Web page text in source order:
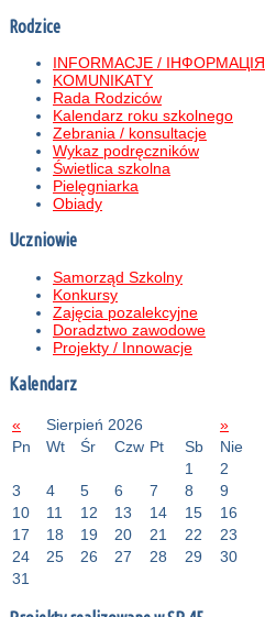
Rodzice
INFORMACJE / ІНФОРМАЦІЯ
KOMUNIKATY
Rada Rodziców
Kalendarz roku szkolnego
Zebrania / konsultacje
Wykaz podręczników
Świetlica szkolna
Pielęgniarka
Obiady
Uczniowie
Samorząd Szkolny
Konkursy
Zajęcia pozalekcyjne
Doradztwo zawodowe
Projekty / Innowacje
Kalendarz
« Sierpień 2026
»
Pn
Wt Śr Czw Pt Sb
Nie
1
2
3
4 5 6 7 8
9
10
11 12 13 14 15
16
17
18 19 20 21 22
23
24
25 26 27 28 29
30
31